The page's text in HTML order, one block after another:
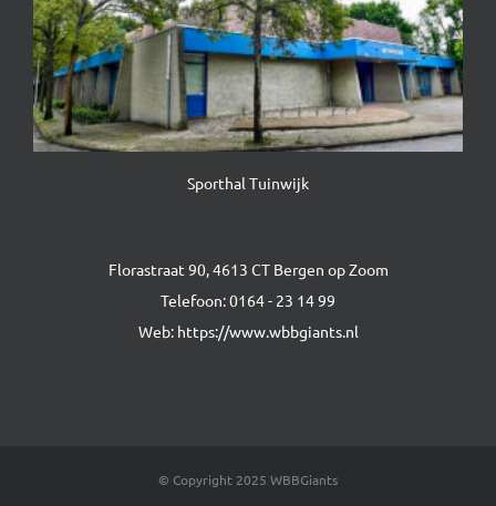
Sporthal Tuinwijk
Florastraat 90, 4613 CT Bergen op Zoom
Telefoon:0164 - 23 14 99
Web: https://www.wbbgiants.nl
© Copyright 2025 WBBGiants